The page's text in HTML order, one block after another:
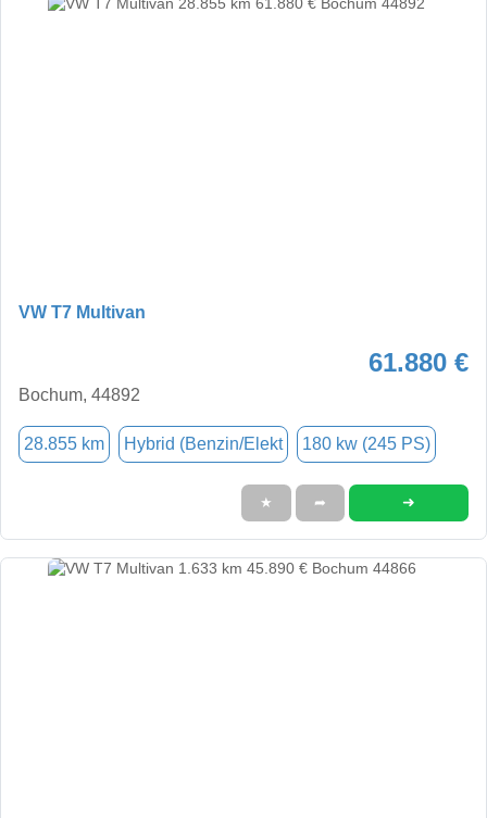
VW T7 Multivan
61.880 €
Bochum, 44892
28.855 km Hybrid (Benzin/Elekt 180 kw (245 PS)
★ ➦ ➜